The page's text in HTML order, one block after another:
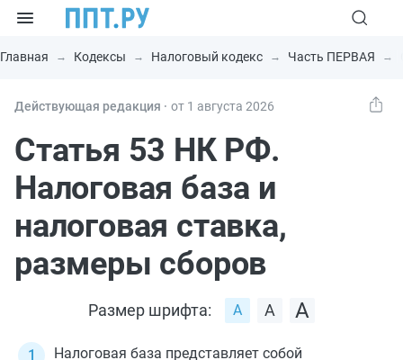
Главная Кодексы Налоговый кодекс Часть ПЕРВАЯ
Действующая редакция ⸱ от 1 августа 2026
Статья 53 НК РФ.
Налоговая база и
налоговая ставка,
размеры сборов
Размер шрифта:
Налоговая база представляет собой